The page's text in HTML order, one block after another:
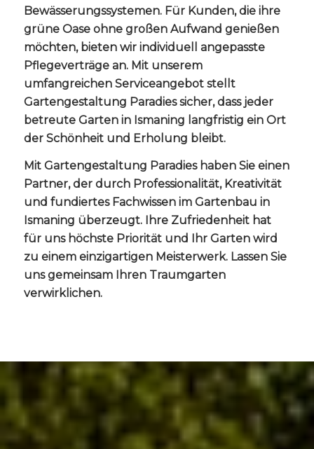
Bewässerungssystemen. Für Kunden, die ihre
grüne Oase ohne großen Aufwand genießen
möchten, bieten wir individuell angepasste
Pflegeverträge an. Mit unserem
umfangreichen Serviceangebot stellt
Gartengestaltung Paradies sicher, dass jeder
betreute Garten in Ismaning langfristig ein Ort
der Schönheit und Erholung bleibt.
Mit Gartengestaltung Paradies haben Sie einen
Partner, der durch Professionalität, Kreativität
und fundiertes Fachwissen im Gartenbau in
Ismaning überzeugt. Ihre Zufriedenheit hat
für uns höchste Priorität und Ihr Garten wird
zu einem einzigartigen Meisterwerk. Lassen Sie
uns gemeinsam Ihren Traumgarten
verwirklichen.